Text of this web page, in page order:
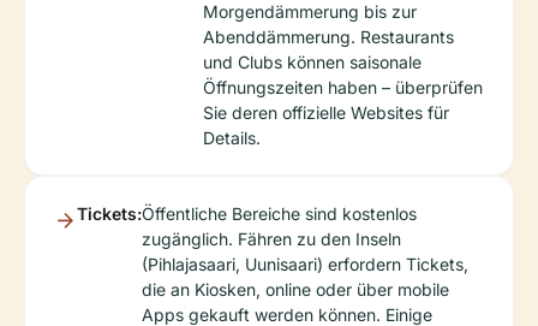
Morgendämmerung bis zur
Abenddämmerung. Restaurants
und Clubs können saisonale
Öffnungszeiten haben – überprüfen
Sie deren offizielle Websites für
Details.
Tickets:Öffentliche Bereiche sind kostenlos
zugänglich. Fähren zu den Inseln
(Pihlajasaari, Uunisaari) erfordern Tickets,
die an Kiosken, online oder über mobile
Apps gekauft werden können. Einige